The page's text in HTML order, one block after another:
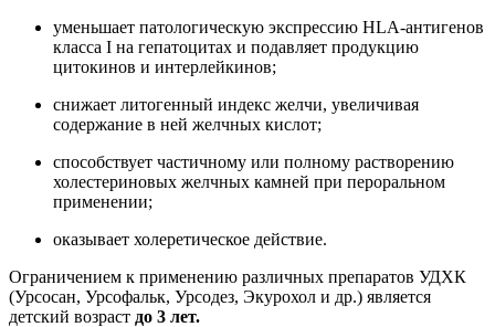
уменьшает патологическую экспрессию HLA-антигенов
класса I на гепатоцитах и подавляет продукцию
цитокинов и интерлейкинов;
снижает литогенный индекс желчи, увеличивая
содержание в ней желчных кислот;
способствует частичному или полному растворению
холестериновых желчных камней при пероральном
применении;
оказывает холеретическое действие.
Ограничением к применению различных препаратов УДХК
(Урсосан, Урсофальк, Урсодез, Экурохол и др.) является
детский возраст до 3 лет.